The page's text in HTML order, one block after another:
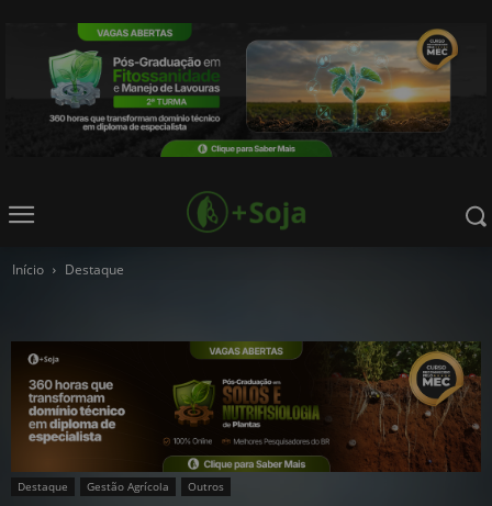
Início Destaque
Destaque Gestão Agrícola Outros